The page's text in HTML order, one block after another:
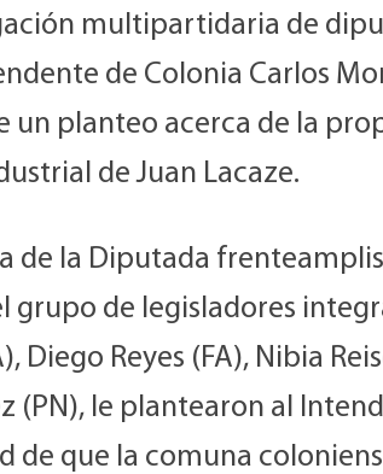
multipartidaria de
de Colonia Carlos
un planteo acerca de la
de Juan Lacaze.
de la Diputada
grupo de legisladores
Diego Reyes (FA), Nibia
(PN), le plantearon al
de que la comuna